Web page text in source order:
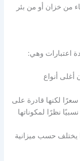
من خزان أو من بئر
اعتبارات وهي:
أغلى أنواع
لكنها قادرة على
نظرًا لمكوناتها
حسب ميزانية